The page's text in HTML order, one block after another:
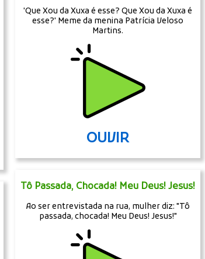
'Que Xou da Xuxa é esse? Que Xou da Xuxa é
esse?' Meme da menina Patrícia Veloso
Martins.
OUVIR
Tô Passada, Chocada! Meu Deus! Jesus!
Ao ser entrevistada na rua, mulher diz: "Tô
passada, chocada! Meu Deus! Jesus!"